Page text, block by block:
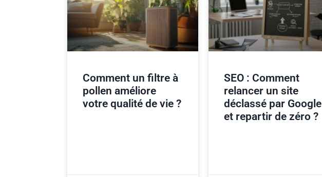
Comment un filtre à
pollen améliore
votre qualité de vie ?
SEO : Comment
relancer un site
déclassé par Google
et repartir de zéro ?